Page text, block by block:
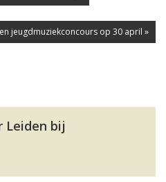
jeugdmuziekconcours op 30 april »
Leiden bij